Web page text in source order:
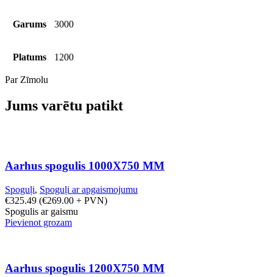
Garums 3000
Platums 1200
Par Zīmolu
Jums varētu patikt
Aarhus spogulis 1000X750 MM
Spoguļi, Spoguļi ar apgaismojumu
€325.49 (€269.00 + PVN)
Spogulis ar gaismu
Pievienot grozam
Aarhus spogulis 1200X750 MM